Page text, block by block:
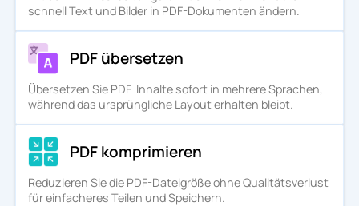
schnell Text und Bilder in PDF-Dokumenten ändern.
PDF übersetzen
Übersetzen Sie PDF-Inhalte sofort in mehrere Sprachen,
während das ursprüngliche Layout erhalten bleibt.
PDF komprimieren
Reduzieren Sie die PDF-Dateigröße ohne Qualitätsverlust
für einfacheres Teilen und Speichern.